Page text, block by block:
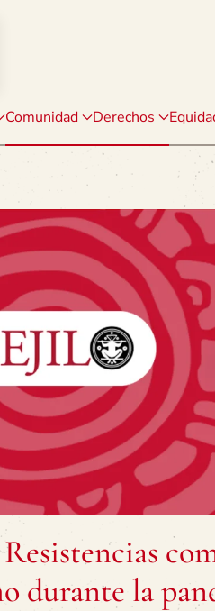
Comunidad Derechos
durante la